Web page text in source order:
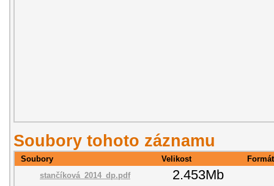
Soubory tohoto záznamu
Soubory Velikost
Formát
stančíková_2014_dp.pdf
2.453Mb